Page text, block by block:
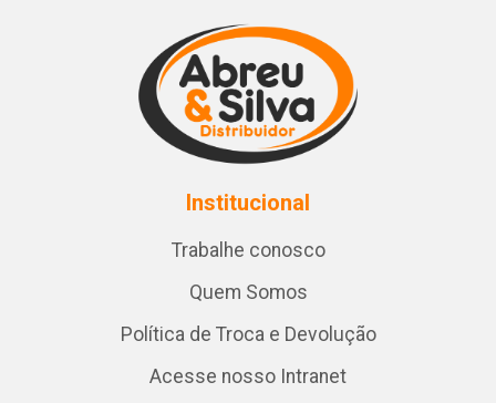
Institucional
Trabalhe conosco
Quem Somos
Política de Troca e Devolução
Acesse nosso Intranet